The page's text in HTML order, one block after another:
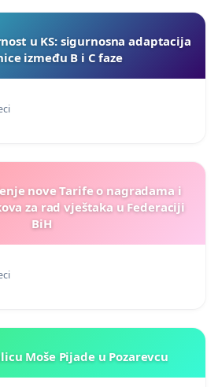
u KS: sigurnosna adaptacija
između B i C faze
nove Tarife o nagradama i
za rad vještaka u Federaciji
BiH
Moše Pijade u Pozarevcu